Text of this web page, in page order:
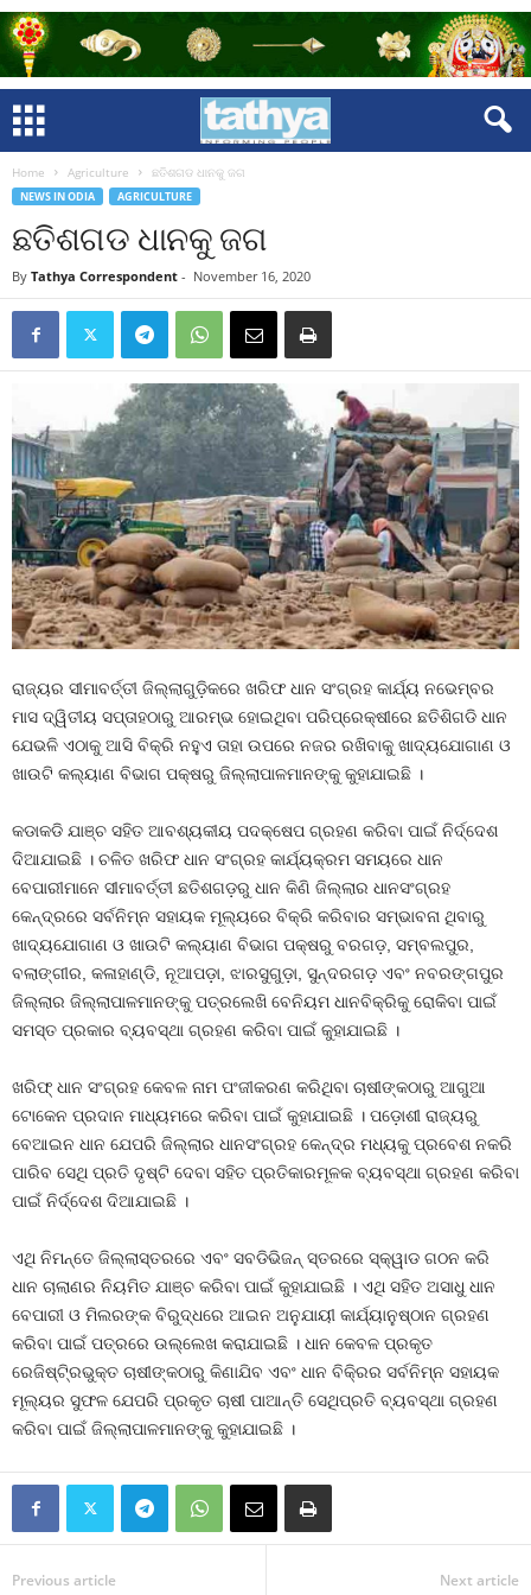
Home Agriculture ଛତିଶଗଡ ଧାନକୁ ଜଗ
NEWS IN ODIA AGRICULTURE
ଛତିଶଗଡ ଧାନକୁ ଜଗ
By Tathya Correspondent - November 16, 2020
ରାଜ୍ୟର ସୀମାବର୍ତ୍ତୀ ଜିଲ୍ଲାଗୁଡ଼ିକରେ ଖରିଫ ଧାନ ସଂଗ୍ରହ କାର୍ଯ୍ୟ ନଭେମ୍ବର
ମାସ ଦ୍ୱିତୀୟ ସପ୍ତାହଠାରୁ ଆରମ୍ଭ ହୋଇଥିବା ପରିପ୍ରେକ୍ଷୀରେ ଛତିଶିଗଡି ଧାନ
ଯେଭଳି ଏଠାକୁ ଆସି ବିକ୍ରି ନହୁଏ ତାହା ଉପରେ ନଜର ରଖିବାକୁ ଖାଦ୍ୟଯୋଗାଣ ଓ
ଖାଉଟି କଲ୍ୟାଣ ବିଭାଗ ପକ୍ଷରୁ ଜିଲ୍ଲାପାଳମାନଙ୍କୁ କୁହାଯାଇଛି ।
କଡାକଡି ଯାଞ୍ଚ ସହିତ ଆବଶ୍ୟକୀୟ ପଦକ୍ଷେପ ଗ୍ରହଣ କରିବା ପାଇଁ ନିର୍ଦ୍ଦେଶ
ଦିଆଯାଇଛି । ଚଳିତ ଖରିଫ ଧାନ ସଂଗ୍ରହ କାର୍ଯ୍ୟକ୍ରମ ସମୟରେ ଧାନ
ବେପାରୀମାନେ ସୀମାବର୍ତ୍ତୀ ଛତିଶଗଡ଼ରୁ ଧାନ କିଣି ଜିଲ୍ଲାର ଧାନସଂଗ୍ରହ
କେନ୍ଦ୍ରରେ ସର୍ବନିମ୍ନ ସହାୟକ ମୂଲ୍ୟରେ ବିକ୍ରି କରିବାର ସମ୍ଭାବନା ଥିବାରୁ
ଖାଦ୍ୟଯୋଗାଣ ଓ ଖାଉଟି କଲ୍ୟାଣ ବିଭାଗ ପକ୍ଷରୁ ବରଗଡ଼, ସମ୍ବଲପୁର,
ବଲାଙ୍ଗୀର, କଳାହାଣ୍ଡି, ନୂଆପଡ଼ା, ଝାରସୁଗୁଡ଼ା, ସୁନ୍ଦରଗଡ଼ ଏବଂ ନବରଙ୍ଗପୁର
ଜିଲ୍ଲାର ଜିଲ୍ଲାପାଳମାନଙ୍କୁ ପତ୍ରଲେଖି ବେନିୟମ ଧାନବିକ୍ରିକୁ ରୋକିବା ପାଇଁ
ସମସ୍ତ ପ୍ରକାର ବ୍ୟବସ୍ଥା ଗ୍ରହଣ କରିବା ପାଇଁ କୁହାଯାଇଛି ।
ଖରିଫ୍‌ ଧାନ ସଂଗ୍ରହ କେବଳ ନାମ ପଂଜୀକରଣ କରିଥିବା ଚାଷୀଙ୍କଠାରୁ ଆଗୁଆ
ଟୋକେନ ପ୍ରଦାନ ମାଧ୍ୟମରେ କରିବା ପାଇଁ କୁହାଯାଇଛି । ପଡ଼ୋଶୀ ରାଜ୍ୟରୁ
ବେଆଇନ ଧାନ ଯେପରି ଜିଲ୍ଲାର ଧାନସଂଗ୍ରହ କେନ୍ଦ୍ର ମଧ୍ୟକୁ ପ୍ରବେଶ ନକରି
ପାରିବ ସେଥି ପ୍ରତି ଦୃଷ୍ଟି ଦେବା ସହିତ ପ୍ରତିକାରମୂଳକ ବ୍ୟବସ୍ଥା ଗ୍ରହଣ କରିବା
ପାଇଁ ନିର୍ଦ୍ଦେଶ ଦିଆଯାଇଛି ।
ଏଥି ନିମନ୍ତେ ଜିଲ୍ଲାସ୍ତରରେ ଏବଂ ସବଡିଭିଜନ୍‌ ସ୍ତରରେ ସ୍କ୍ୱାଡ ଗଠନ କରି
ଧାନ ଚାଲାଣର ନିୟମିତ ଯାଞ୍ଚ କରିବା ପାଇଁ କୁହାଯାଇଛି । ଏଥି ସହିତ ଅସାଧୁ ଧାନ
ବେପାରୀ ଓ ମିଲରଙ୍କ ବିରୁଦ୍ଧରେ ଆଇନ ଅନୁଯାୟୀ କାର୍ଯ୍ୟାନୁଷ୍ଠାନ ଗ୍ରହଣ
କରିବା ପାଇଁ ପତ୍ରରେ ଉଲ୍ଲେଖ କରାଯାଇଛି । ଧାନ କେବଳ ପ୍ରକୃତ
ରେଜିଷ୍ଟି୍ରଭୁକ୍ତ ଚାଷୀଙ୍କଠାରୁ କିଣାଯିବ ଏବଂ ଧାନ ବିକି୍ରର ସର୍ବନିମ୍ନ ସହାୟକ
ମୂଲ୍ୟର ସୁଫଳ ଯେପରି ପ୍ରକୃତ ଚାଷୀ ପାଆନ୍ତି ସେଥିପ୍ରତି ବ୍ୟବସ୍ଥା ଗ୍ରହଣ
କରିବା ପାଇଁ ଜିଲ୍ଲାପାଳମାନଙ୍କୁ କୁହାଯାଇଛି ।
Previous article Next article